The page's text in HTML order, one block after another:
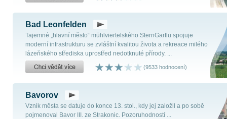
Bad Leonfelden
Tajemné „hlavní město“ mühlviertelského SternGartlu spojuje
moderní infrastrukturu se zvláštní kvalitou života a rekreace milého
lázeňského střediska uprostřed nedotknuté přírody. ...
(9533 hodnocení)
Bavorov
Vznik města se datuje do konce 13. stol., kdy jej založil a po sobě
pojmenoval Bavor III. ze Strakonic. Pozoruhodností ...